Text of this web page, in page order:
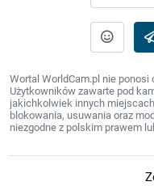
Wortal WorldCam.pl nie
Użytkowników zawarte pod
jakichkolwiek innych
blokowania, usuwania oraz
niezgodne z polskim prawem